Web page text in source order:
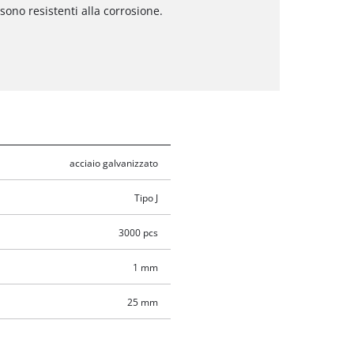
resistenti alla corrosione.
acciaio galvanizzato
Tipo J
3000 pcs
1 mm
25 mm